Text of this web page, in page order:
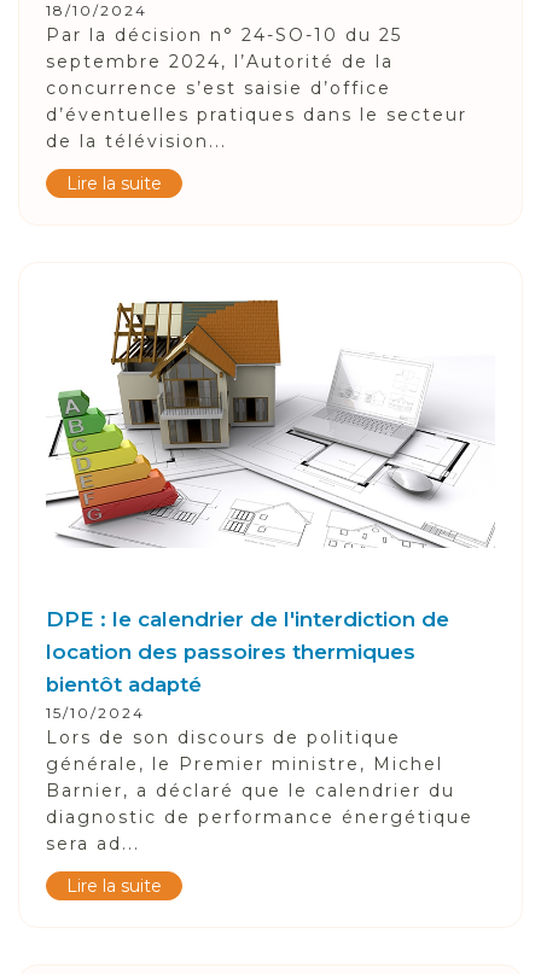
18/10/2024
Par la décision n° 24-SO-10 du 25
septembre 2024, l’Autorité de la
concurrence s’est saisie d’office
d’éventuelles pratiques dans le secteur
de la télévision...
Lire la suite
DPE : le calendrier de l'interdiction de
location des passoires thermiques
bientôt adapté
15/10/2024
Lors de son discours de politique
générale, le Premier ministre, Michel
Barnier, a déclaré que le calendrier du
diagnostic de performance énergétique
sera ad...
Lire la suite